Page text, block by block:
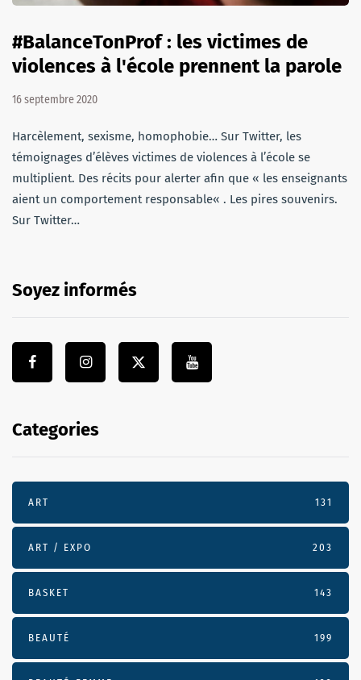
#BalanceTonProf : les victimes de
violences à l'école prennent la parole
16 septembre 2020
Harcèlement, sexisme, homophobie… Sur Twitter, les
témoignages d’élèves victimes de violences à l’école se
multiplient. Des récits pour alerter afin que « les enseignants
aient un comportement responsable« . Les pires souvenirs.
Sur Twitter…
Soyez informés
Categories
ART 131
ART / EXPO 203
BASKET 143
BEAUTÉ 199